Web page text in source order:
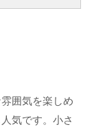
囲気を楽しめ
気です。小さ